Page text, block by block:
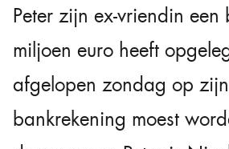
Peter zijn ex-vriendin
miljoen euro heeft
afgelopen zondag op
bankrekening moest